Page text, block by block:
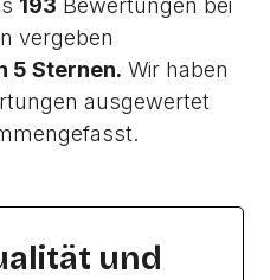
193 Bewertungen bei
vergeben
5 Sternen. Wir haben
ausgewertet
und